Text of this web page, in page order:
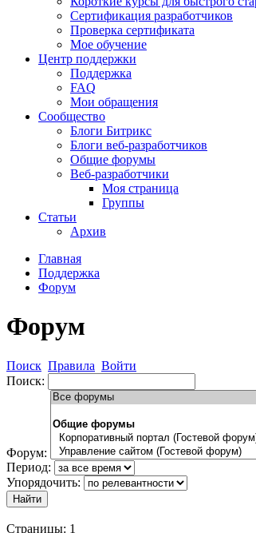
Сертификация разработчиков
Проверка сертификата
Мое обучение
Центр поддержки
Поддержка
FAQ
Мои обращения
Сообщество
Блоги Битрикс
Блоги веб-разработчиков
Общие форумы
Веб-разработчики
Моя страница
Группы
Статьи
Архив
Главная
Поддержка
Форум
Форум
Поиск Правила Войти
Поиск:
Форум:
Период:
Упорядочить:
Страницы: 1